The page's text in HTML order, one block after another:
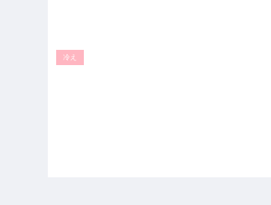
冷え